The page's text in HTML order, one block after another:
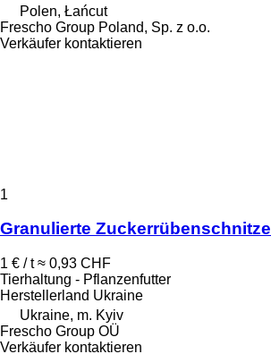
Polen, Łańcut
Frescho Group Poland, Sp. z o.o.
Verkäufer kontaktieren
1
Granulierte Zuckerrübenschnitzel
1 € / t ≈ 0,93 CHF
Tierhaltung - Pflanzenfutter
Herstellerland Ukraine
Ukraine, m. Kyiv
Frescho Group OÜ
Verkäufer kontaktieren